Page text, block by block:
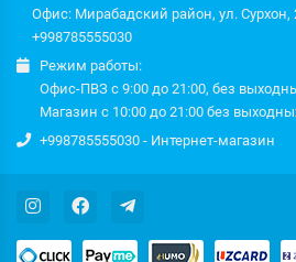
Офис: Мирабадский район, ул. Сурхон,
+998785555030
Режим работы:
Офис-ПВЗ с 9:00 до 21:00, без
Магазин с 10:00 до 21:00 без
+998785555030 - Интернет-магазин